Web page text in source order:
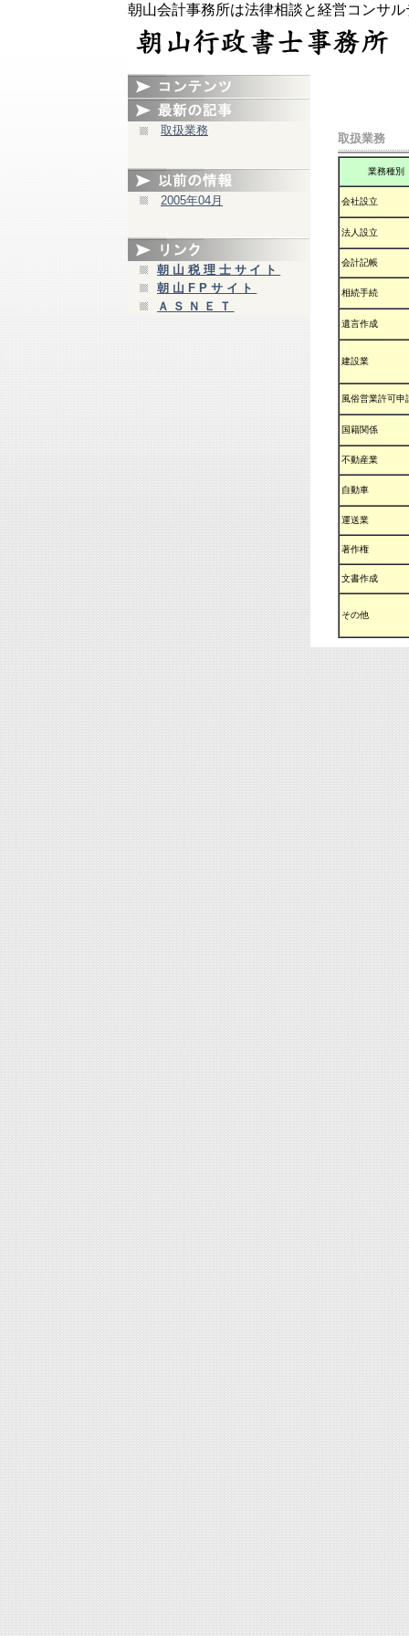
朝山会計事務所は法律相談と経営コンサ
取扱業務
2005年04月
朝山税理士サイト
朝山FPサイト
ＡＳＮＥＴ
取扱業務
業務種別
会社設立
法人設立
会計記帳
相続手続
遺言作成
建設業
風俗営業許可申
国籍関係
不動産業
自動車
運送業
著作権
文書作成
その他